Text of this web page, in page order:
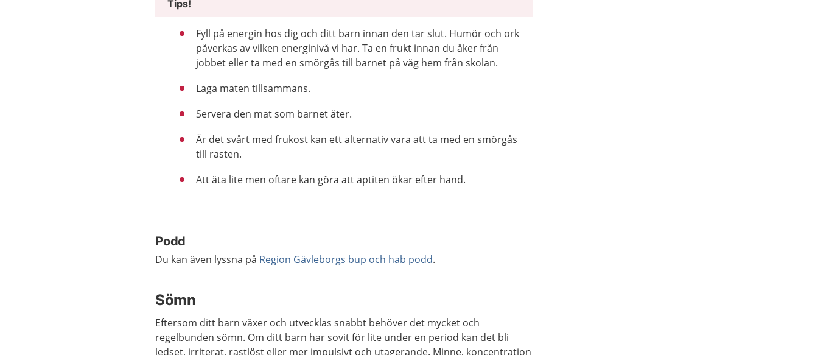
Tips!
Fyll på energin hos dig och ditt barn innan den tar slut. Humör och ork
påverkas av vilken energinivå vi har. Ta en frukt innan du åker från
jobbet eller ta med en smörgås till barnet på väg hem från skolan.
Laga maten tillsammans.
Servera den mat som barnet äter.
Är det svårt med frukost kan ett alternativ vara att ta med en smörgås
till rasten.
Att äta lite men oftare kan göra att aptiten ökar efter hand.
Podd
Du kan även lyssna på Region Gävleborgs bup och hab podd.
Sömn
Eftersom ditt barn växer och utvecklas snabbt behöver det mycket och
regelbunden sömn. Om ditt barn har sovit för lite under en period kan det bli
ledset, irriterat, rastlöst eller mer impulsivt och utagerande. Minne, koncentration